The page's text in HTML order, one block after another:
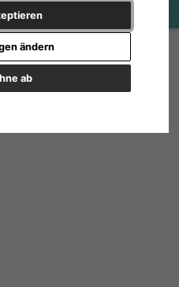
ab
ändern
| 40x40 cm | Premium-Papier